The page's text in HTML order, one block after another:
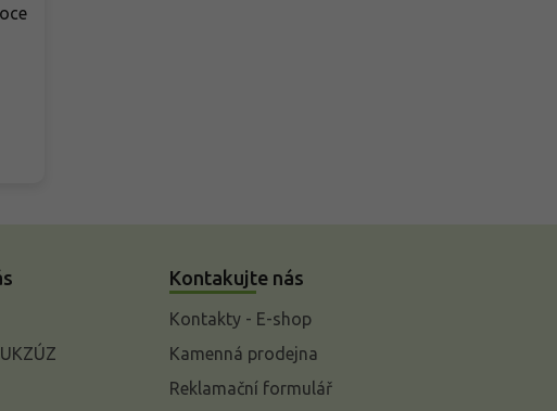
Kontakujte nás
Kontakty - E-shop
Kamenná prodejna
Reklamační formulář